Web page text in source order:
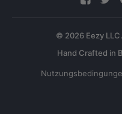
© 2026 Eezy